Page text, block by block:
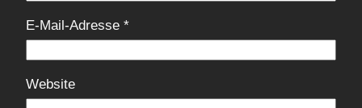
E-Mail-Adresse *
Website